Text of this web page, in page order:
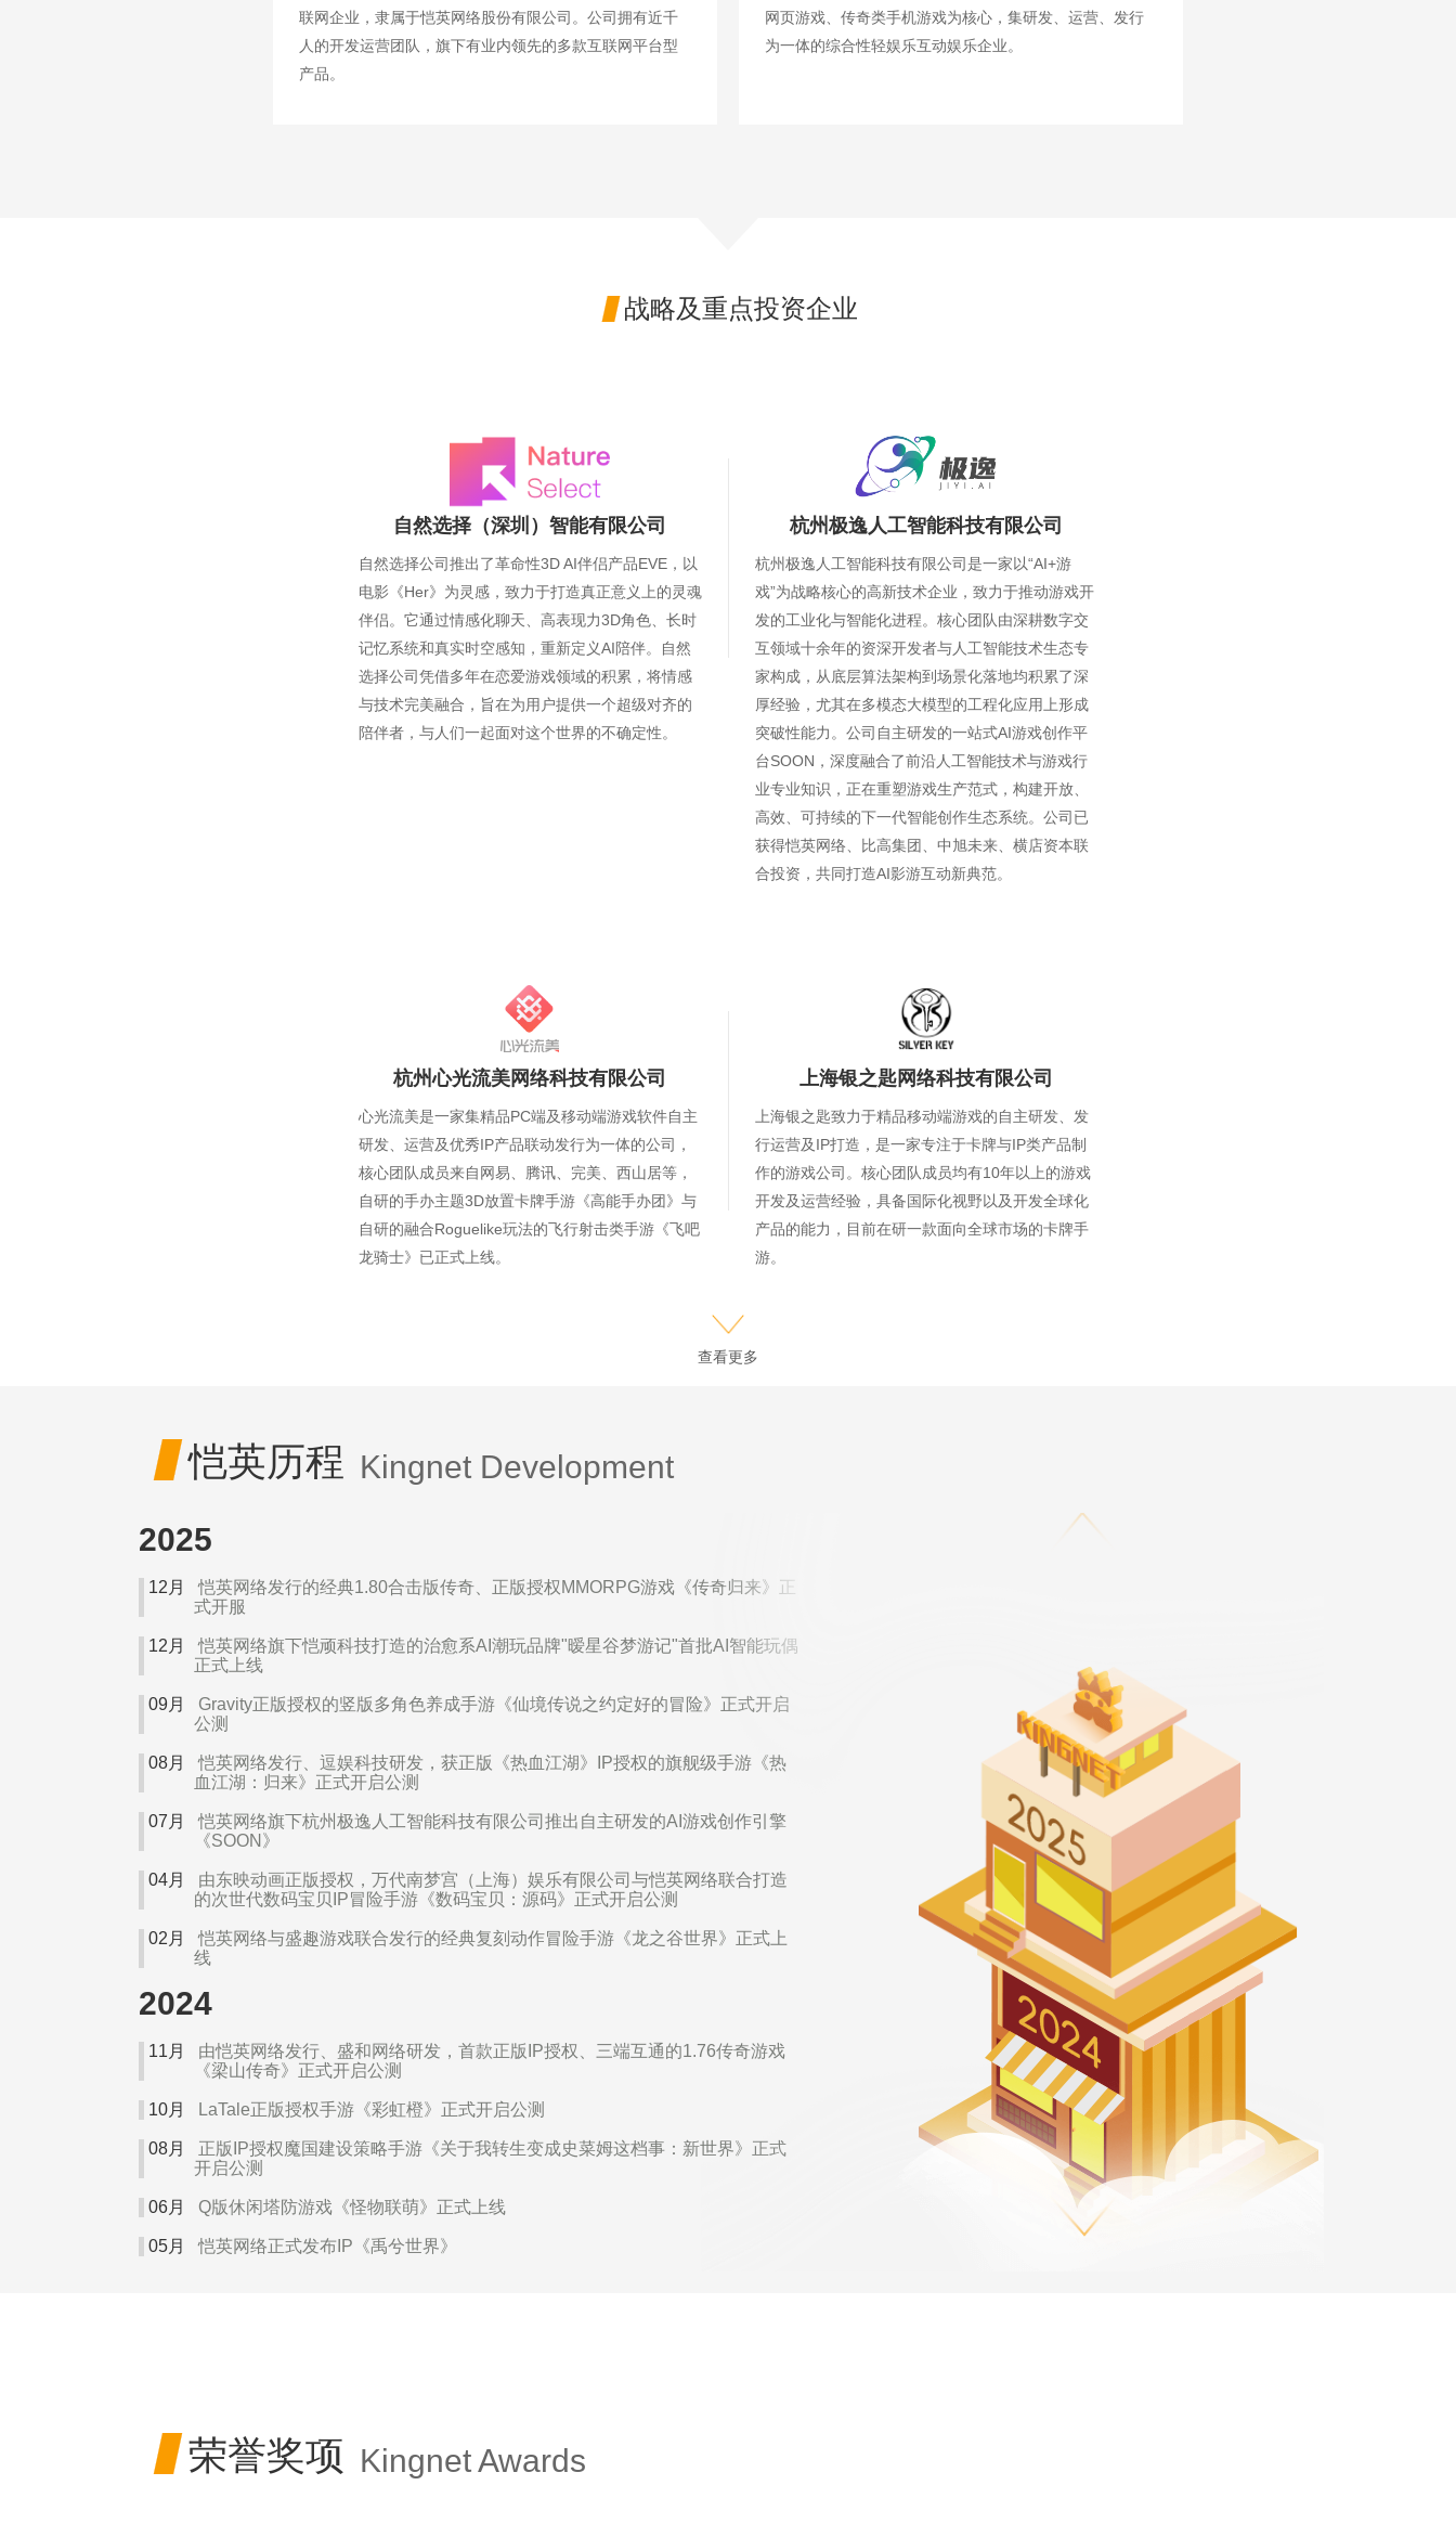
联网企业，隶属于恺英网络股份有限公司。公司拥有近千
人的开发运营团队，旗下有业内领先的多款互联网平台型
产品。
网页游戏、传奇类手机游戏为核心，集研发、运营、发行
为一体的综合性轻娱乐互动娱乐企业。
 战略及重点投资企业
自然选择（深圳）智能有限公司
自然选择公司推出了革命性3D AI伴侣产品EVE，以
电影《Her》为灵感，致力于打造真正意义上的灵魂
伴侣。它通过情感化聊天、高表现力3D角色、长时
记忆系统和真实时空感知，重新定义AI陪伴。自然
选择公司凭借多年在恋爱游戏领域的积累，将情感
与技术完美融合，旨在为用户提供一个超级对齐的
陪伴者，与人们一起面对这个世界的不确定性。
杭州极逸人工智能科技有限公司
杭州极逸人工智能科技有限公司是一家以“AI+游
戏”为战略核心的高新技术企业，致力于推动游戏开
发的工业化与智能化进程。核心团队由深耕数字交
互领域十余年的资深开发者与人工智能技术生态专
家构成，从底层算法架构到场景化落地均积累了深
厚经验，尤其在多模态大模型的工程化应用上形成
突破性能力。公司自主研发的一站式AI游戏创作平
台SOON，深度融合了前沿人工智能技术与游戏行
业专业知识，正在重塑游戏生产范式，构建开放、
高效、可持续的下一代智能创作生态系统。公司已
获得恺英网络、比高集团、中旭未来、横店资本联
合投资，共同打造AI影游互动新典范。
杭州心光流美网络科技有限公司
心光流美是一家集精品PC端及移动端游戏软件自主
研发、运营及优秀IP产品联动发行为一体的公司，
核心团队成员来自网易、腾讯、完美、西山居等，
自研的手办主题3D放置卡牌手游《高能手办团》与
自研的融合Roguelike玩法的飞行射击类手游《飞吧
龙骑士》已正式上线。
上海银之匙网络科技有限公司
上海银之匙致力于精品移动端游戏的自主研发、发
行运营及IP打造，是一家专注于卡牌与IP类产品制
作的游戏公司。核心团队成员均有10年以上的游戏
开发及运营经验，具备国际化视野以及开发全球化
产品的能力，目前在研一款面向全球市场的卡牌手
游。
查看更多
恺英历程 Kingnet Development
2025
12 月
恺英网络发行的经典1.80合击版传奇、正版授权MMORPG游戏《传奇归来》正
式开服
12 月
恺英网络旗下恺顽科技打造的治愈系AI潮玩品牌"暧星谷梦游记"首批AI智能玩偶
正式上线
09月
Gravity正版授权的竖版多角色养成手游《仙境传说之约定好的冒险》正式开启
公测
08月
恺英网络发行、逗娱科技研发，获正版《热血江湖》IP授权的旗舰级手游《热
血江湖：归来》正式开启公测
07 月
恺英网络旗下杭州极逸人工智能科技有限公司推出自主研发的AI游戏创作引擎
《SOON》
04月
由东映动画正版授权，万代南梦宫（上海）娱乐有限公司与恺英网络联合打造
的次世代数码宝贝IP冒险手游《数码宝贝：源码》正式开启公测
02 月
恺英网络与盛趣游戏联合发行的经典复刻动作冒险手游《龙之谷世界》正式上
线
2024
11 月
由恺英网络发行、盛和网络研发，首款正版IP授权、三端互通的1.76传奇游戏
《梁山传奇》正式开启公测
10月 LaTale正版授权手游《彩虹橙》正式开启公测
08月
正版IP授权魔国建设策略手游《关于我转生变成史菜姆这档事：新世界》正式
开启公测
06月 Q版休闲塔防游戏《怪物联萌》正式上线
05月 恺英网络正式发布IP《禹兮世界》
11 月 多角色养成武侠RPG游戏《新倚天屠龙记》海外版正式上线
荣誉奖项 Kingnet Awards